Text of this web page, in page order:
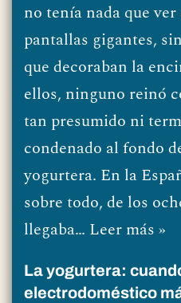
no tenía nada que
pantallas gigantes,
que decoraban la
ellos, ninguno reinó
tan presumido ni
condenado al fondo
yogurtera. En la
sobre todo, de los
llegaba… Leer más »
La yogurtera:
electrodoméstico